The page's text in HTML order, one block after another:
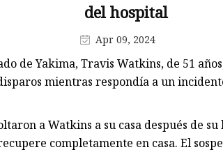
de disco de válvula de
del cuerpo de la
compuerta
del hospital
Apr 09, 2024
de Yakima, Travis Watkins, de 51
mientras respondía a un
a Watkins a su casa después de
completamente en casa. El